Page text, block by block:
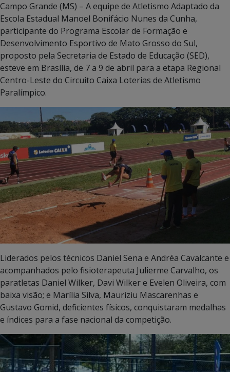
Campo Grande (MS) – A equipe de Atletismo Adaptado da
Escola Estadual Manoel Bonifácio Nunes da Cunha,
participante do Programa Escolar de Formação e
Desenvolvimento Esportivo de Mato Grosso do Sul,
proposto pela Secretaria de Estado de Educação (SED),
esteve em Brasília, de 7 a 9 de abril para a etapa Regional
Centro-Leste do Circuito Caixa Loterias de Atletismo
Paralímpico.
Liderados pelos técnicos Daniel Sena e Andréa Cavalcante e
acompanhados pelo fisioterapeuta Julierme Carvalho, os
paratletas Daniel Wilker, Davi Wilker e Evelen Oliveira, com
baixa visão; e Marília Silva, Mauriziu Mascarenhas e
Gustavo Gomid, deficientes físicos, conquistaram medalhas
e índices para a fase nacional da competição.